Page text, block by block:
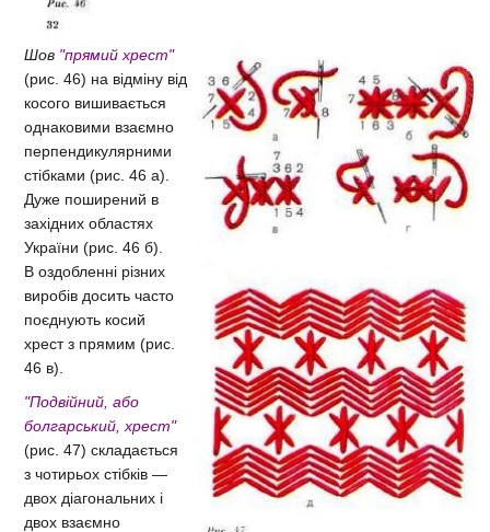
Шов "прямий хрест"
(рис. 46) на відміну від
косого вишивається
однаковими взаємно
перпендикулярними
стібками (рис. 46 а).
Дуже поширений в
західних областях
України (рис. 46 б).
В оздобленні різних
виробів досить часто
поєднують косий
хрест з прямим (рис.
46 в).
"Подвійний, або
болгарський, хрест"
(рис. 47) складається
з чотирьох стібків —
двох діагональних і
двох взаємно